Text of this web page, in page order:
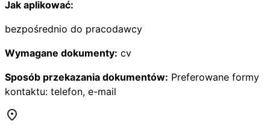
Jak aplikować:
bezpośrednio do pracodawcy
Wymagane dokumenty: cv
Sposób przekazania dokumentów: Preferowane formy
kontaktu: telefon, e-mail